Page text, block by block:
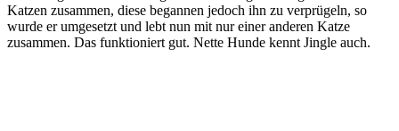
Katzen zusammen, diese begannen jedoch ihn zu verprügeln, so
wurde er umgesetzt und lebt nun mit nur einer anderen Katze
zusammen. Das funktioniert gut. Nette Hunde kennt Jingle auch.